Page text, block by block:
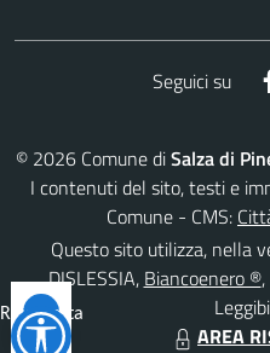
Seguici su
© 2026 Comune diSalza di
I contenuti del sito, testi e
Comune - CMS:
Questo sito utilizza, nella
DISLESSIA, Biancoenero ®
AREA
Reimposta
tutto